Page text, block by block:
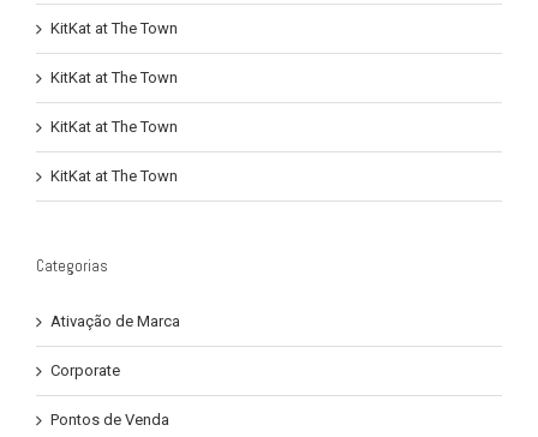
KitKat at The Town
KitKat at The Town
KitKat at The Town
KitKat at The Town
Categorias
Ativação de Marca
Corporate
Pontos de Venda